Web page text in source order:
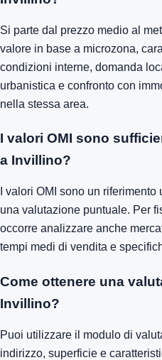
Si parte dal prezzo medio al
valore in base a microzona,
condizioni interne, domanda
urbanistica e confronto con
nella stessa area.
I valori OMI sono
a Invillino?
I valori OMI sono un
una valutazione puntuale. Per
occorre analizzare anche
tempi medi di vendita e
Come ottenere una
Invillino?
Puoi utilizzare il modulo di
indirizzo, superficie e